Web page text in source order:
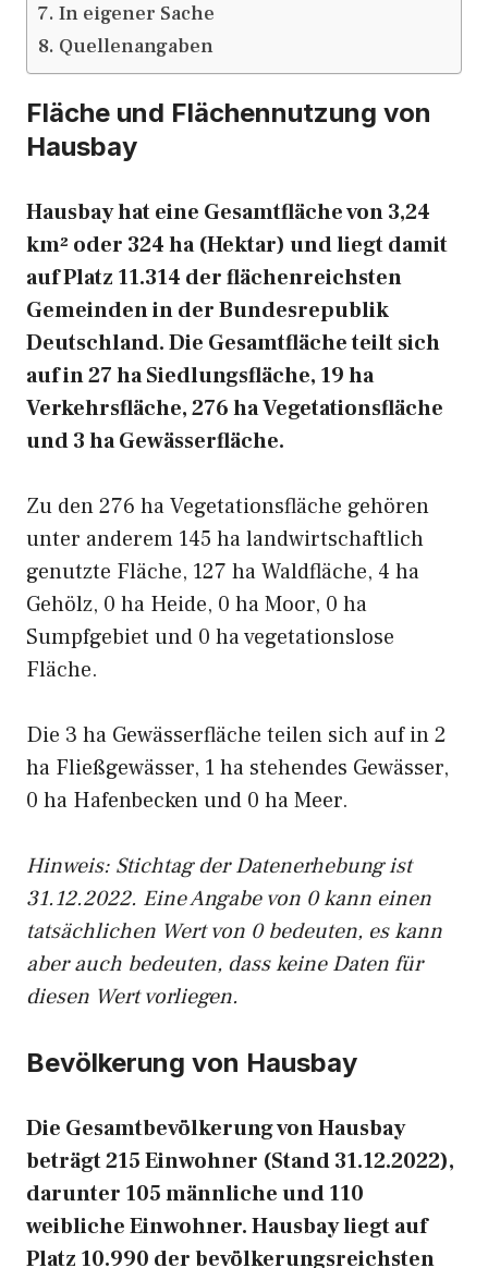
In eigener Sache
Quellenangaben
Fläche und Flächennutzung von
Hausbay
Hausbay hat eine Gesamtfläche von 3,24
km² oder 324 ha (Hektar) und liegt damit
auf Platz 11.314 der flächenreichsten
Gemeinden in der Bundesrepublik
Deutschland. Die Gesamtfläche teilt sich
auf in 27 ha Siedlungsfläche, 19 ha
Verkehrsfläche, 276 ha Vegetationsfläche
und 3 ha Gewässerfläche.
Zu den 276 ha Vegetationsfläche gehören
unter anderem 145 ha landwirtschaftlich
genutzte Fläche, 127 ha Waldfläche, 4 ha
Gehölz, 0 ha Heide, 0 ha Moor, 0 ha
Sumpfgebiet und 0 ha vegetationslose
Fläche.
Die 3 ha Gewässerfläche teilen sich auf in 2
ha Fließgewässer, 1 ha stehendes Gewässer,
0 ha Hafenbecken und 0 ha Meer.
Hinweis: Stichtag der Datenerhebung ist
31.12.2022. Eine Angabe von 0 kann einen
tatsächlichen Wert von 0 bedeuten, es kann
aber auch bedeuten, dass keine Daten für
diesen Wert vorliegen.
Bevölkerung von Hausbay
Die Gesamtbevölkerung von Hausbay
beträgt 215 Einwohner (Stand 31.12.2022),
darunter 105 männliche und 110
weibliche Einwohner. Hausbay liegt auf
Platz 10.990 der bevölkerungsreichsten